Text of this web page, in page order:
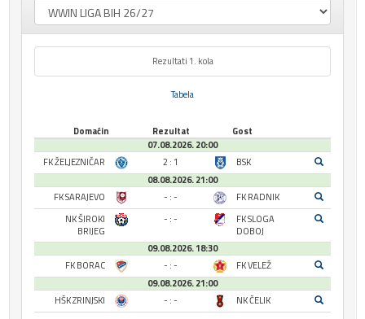
Rezultati 1. kola
Tabela
Domaćin Rezultat
Gost
07.08.2026. 20:00
FK ŽELJEZNIČAR
2 : 1
BSK
08.08.2026. 21:00
FK SARAJEVO
- : -
FK RADNIK
NK ŠIROKI
BRIJEG
- : -
FK SLOGA
DOBOJ
09.08.2026. 18:30
FK BORAC
- : -
FK VELEŽ
09.08.2026. 21:00
HŠK ZRINJSKI
- : - NK ČELIK